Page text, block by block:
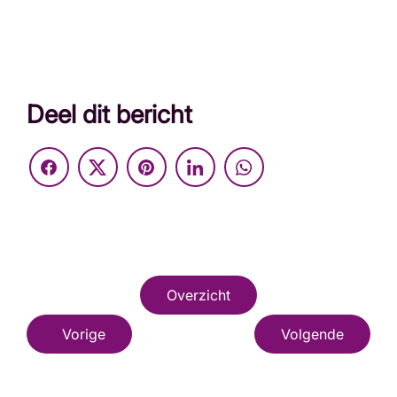
Deel dit bericht
Overzicht
Vorige Volgende